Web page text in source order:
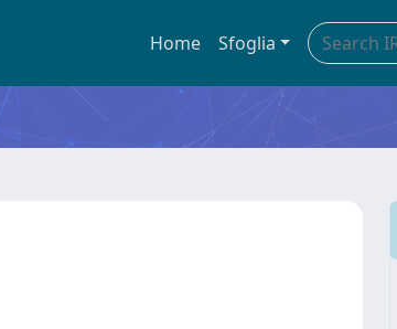
Home Sfoglia